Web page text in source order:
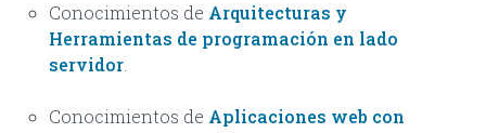
Conocimientos de Arquitecturas y
Herramientas de programación en lado
servidor.
Conocimientos de Aplicaciones web con